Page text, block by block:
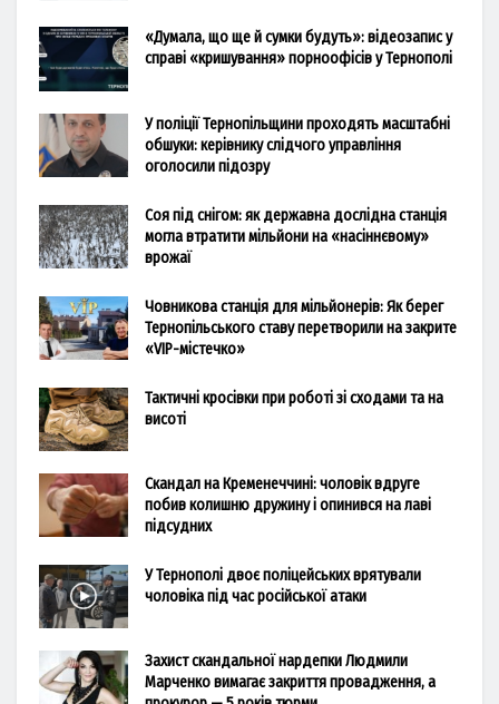
«Думала, що ще й сумки будуть»: відеозапис у
справі «кришування» порноофісів у Тернополі
У поліції Тернопільщини проходять масштабні
обшуки: керівнику слідчого управління
оголосили підозру
Соя під снігом: як державна дослідна станція
могла втратити мільйони на «насіннєвому»
врожаї
Човникова станція для мільйонерів: Як берег
Тернопільського ставу перетворили на закрите
«VIP-містечко»
Тактичні кросівки при роботі зі сходами та на
висоті
Скандал на Кременеччині: чоловік вдруге
побив колишню дружину і опинився на лаві
підсудних
У Тернополі двоє поліцейських врятували
чоловіка під час російської атаки
Захист скандальної нардепки Людмили
Марченко вимагає закриття провадження, а